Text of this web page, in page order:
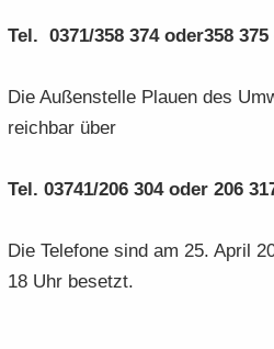
Tel. 0371/358 374 oder358
Die Au­ßen­stel­le Plau­en des
reich­bar über
Tel. 03741/206 304 oder 206
Die Te­le­fo­ne sind am 25. April
18 Uhr be­setzt.